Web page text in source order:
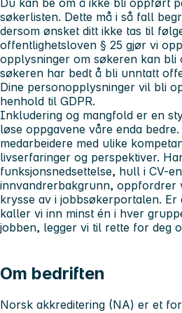
Du kan be om å ikke bli oppført
søkerlisten. Dette må i så fall
dersom ønsket ditt ikke tas til
offentlighetsloven § 25 gjør vi
opplysninger om søkeren kan bli
søkeren har bedt å bli unntatt
Dine personopplysninger vil bli
henhold til GDPR.
Inkludering og mangfold er en
løse oppgavene våre enda
medarbeidere med ulike
livserfaringer og perspektiver.
funksjonsnedsettelse, hull i CV-
innvandrerbakgrunn, oppfordrer
krysse av i jobbsøkerportalen. Er
kaller vi inn minst én i hver
jobben, legger vi til rette for deg
Om bedriften
Norsk akkreditering (NA) er et